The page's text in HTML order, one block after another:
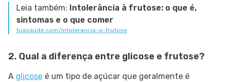
Leia também: Intolerância à frutose: o que é,
sintomas e o que comer
tuasaude.com/intolerancia-a-frutose
2. Qual a diferença entre glicose e frutose?
A glicose é um tipo de açúcar que geralmente é